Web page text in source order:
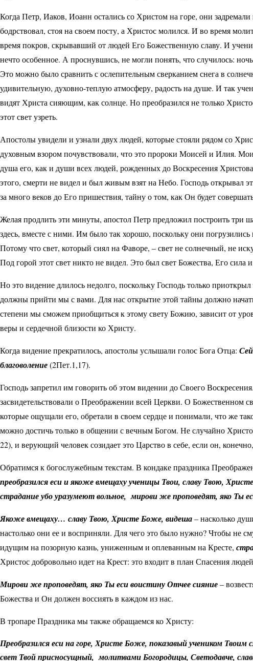
Когда Петр, Иаков, Иоанн остались со Христом на горе, они
бодрствовал, стоя на своем посту, а Христос молился. И во время
время покров, скрывавший от людей Его Божественную славу. И
нечто особенное. А проснувшись, не могли понять, что случилось:
Это можно было сравнить с ослепительным сверканием снега в
удивительную, духовно-теплую атмосферу, радость на душе. И так
видят Христа сияющим, как солнце. Но преобразился не только
этот свет узреть.
Апостолы увидели и узнали двух людей, которые стояли рядом со
духовным взором почувствовали, что это пророки Моисей и Илия.
душа его, как и души всех людей, рожденных до Воскресения
этого, смерти не видел и был живым взят на Небо. Господь открывал
за много веков до Его пришествия, тайну о том, как Он будет
Желая продлить эти минуты, апостол Петр предложил построить три
здесь, вместе с ними. Им было так хорошо, поскольку они
Потому что свет, который сиял на Фаворе, – свет не солнечный, не
Под горой этот свет никто не видел. Это был свет Божества, Его сила
Но это видение длилось недолго, поскольку Господь только
должны прийти мы с вами. Для нас открытие этой тайны должно
степени мы сможем приобщиться к этому свету Божию, зависит от
веры и сердечной близости ко Христу.
Когда видение прекратилось, апостолы услышали голос Бога Отца:
благоволение(2Пет.1,17).
Господь запретил им говорить об этом видении до Своего
засвидетельствовали о Преображении всей Церкви. О Божественном
которые ощущали его, обретали в своем сердце и понимали, что же
можно достичь только в общении с вечным Богом. Не случайно
22), и верующий человек созидает это Царство в себе, если он,
Обратимся к богослужебным текстам. В кондаке праздника
преобразился еси и якоже вмещаху ученицы Твои, славу Твою,
страдание убо уразумеют вольное, мирови же проповедят, яко Ты
Якоже вмещаху… славу Твою, Христе Боже, видеша–насколько
настолько они ее и восприняли. Для чего это было нужно? Чтобы не
идущим на позорную казнь, униженным и оплеванным на Кресте,
Христос добровольно идет на Крест: это входит в план Спасения
Мирови же проповедят, яко Ты еси воистину Отчее сияние–
Божества и Он должен воссиять в каждом из нас.
В тропаре Праздника мы также обращаемся ко Христу:
Преобразился еси на горе, Христе Боже, показавый учеником
свет Твой присносущный, молитвами Богородицы, Светодавче,